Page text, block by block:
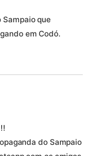
Sampaio que
em Codó.
do Sampaio